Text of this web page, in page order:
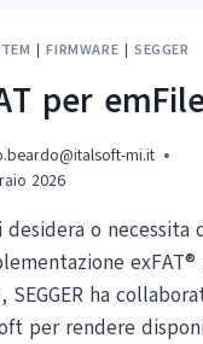
|FIRMWARE | SEGGER
per
mi.it
2026
desidera o necessita
SEGGER ha
per rendere